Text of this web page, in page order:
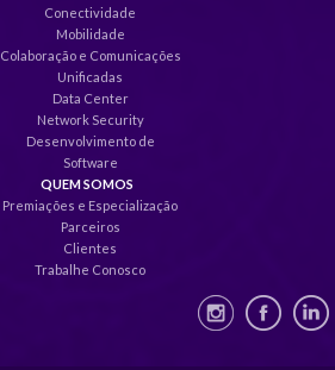
Conectividade
Mobilidade
Colaboração e Comunicações
Unificadas
Data Center
Network Security
Desenvolvimento de
Software
QUEM SOMOS
Premiações e Especialização
Parceiros
Clientes
Trabalhe Conosco